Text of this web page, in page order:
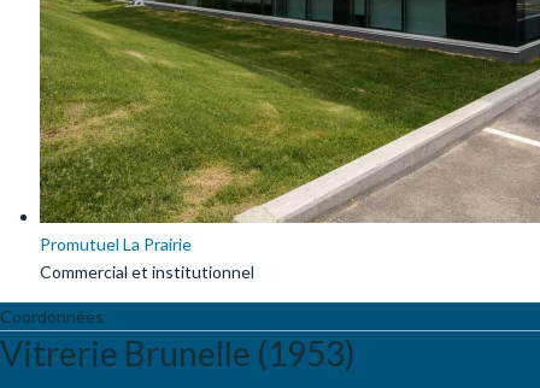
Promutuel La Prairie
Commercial et institutionnel
Coordonnées
Vitrerie Brunelle (1953)